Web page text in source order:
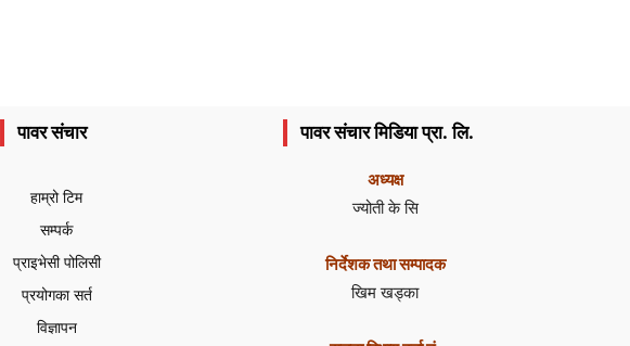
पावर संचार
हाम्रो टिम
सम्पर्क
प्राइभेसी पोलिसी
प्रयोगका सर्त
विज्ञापन
पावर संचार मिडिया प्रा. लि.
अध्यक्ष
ज्योती के सि
निर्देशक तथा सम्पादक
खिम खड्का